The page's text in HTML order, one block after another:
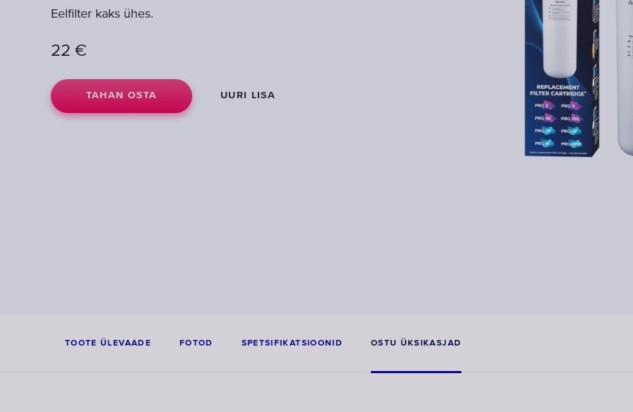
Eelfilter kaks ühes.
22 €
TAHAN OSTA UURI LISA
Eelfilter kaks ühes.
22 €
TAHAN OSTA UURI LISA
TOOTE ÜLEVAADE FOTOD SPETSIFIKATSIOONID OSTU ÜKSIKASJAD